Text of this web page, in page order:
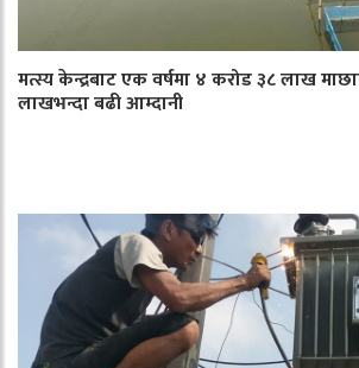
मत्स्य केन्द्रबाट एक वर्षमा ४ करोड ३८ लाख
लाखभन्दा बढी आम्दानी